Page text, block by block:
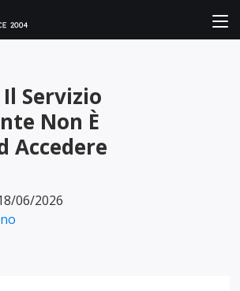
Il Servizio
Non È
Accedere
06/2026